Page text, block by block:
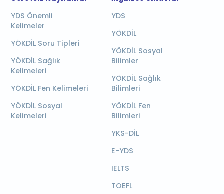
YDS Önemli
Kelimeler
YÖKDİL Soru Tipleri
YÖKDİL Sağlık
Kelimeleri
YÖKDİL Fen Kelimeleri
YÖKDİL Sosyal
Kelimeleri
YDS
YÖKDİL
YÖKDİL Sosyal
Bilimler
YÖKDİL Sağlık
Bilimleri
YÖKDİL Fen
Bilimleri
YKS-DİL
E-YDS
IELTS
TOEFL